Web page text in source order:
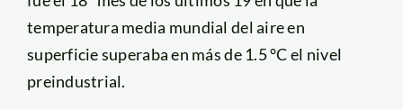
temperatura media mundial del aire en
superficie superaba en más de 1.5 °C el nivel
preindustrial.